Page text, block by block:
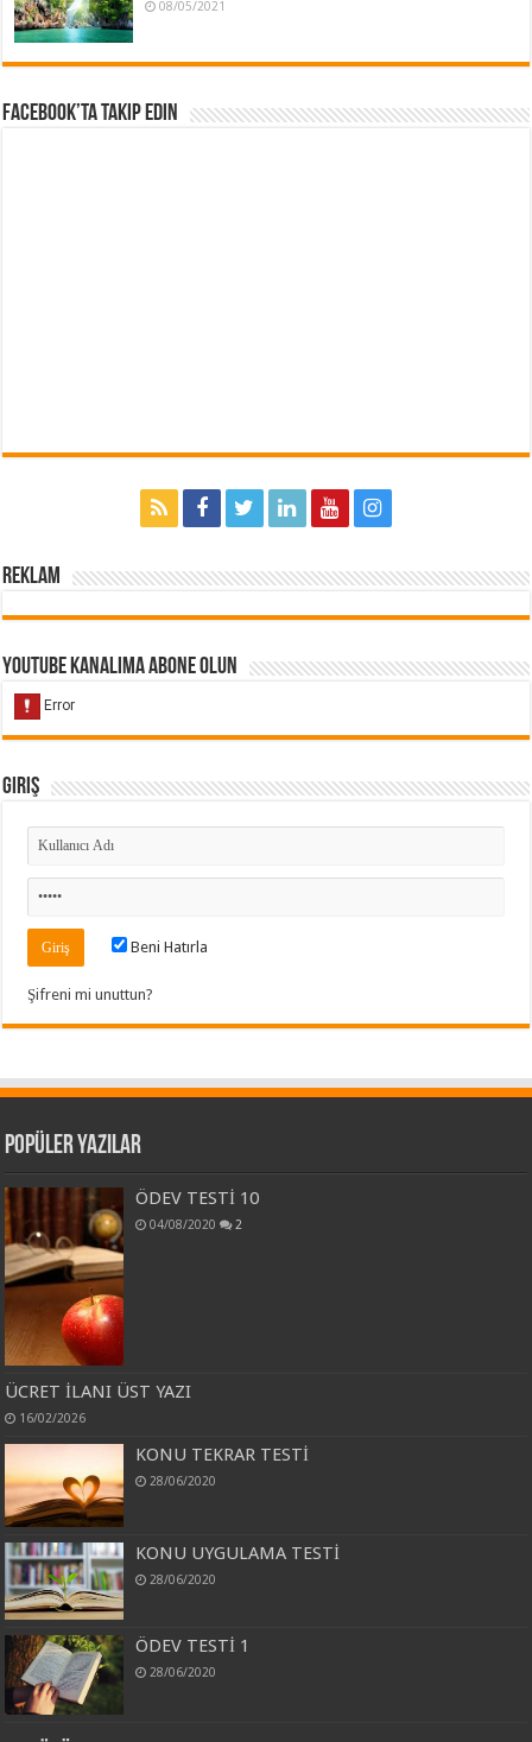
08/05/2021
Facebook’ta Takip Edin
Reklam
Youtube Kanalıma Abone Olun
Giriş
Beni Hatırla
Şifreni mi unuttun?
Popüler Yazılar
ÖDEV TESTİ 10
04/08/2020 2
ÜCRET İLANI ÜST YAZI
16/02/2026
KONU TEKRAR TESTİ
28/06/2020
KONU UYGULAMA TESTİ
28/06/2020
ÖDEV TESTİ 1
28/06/2020